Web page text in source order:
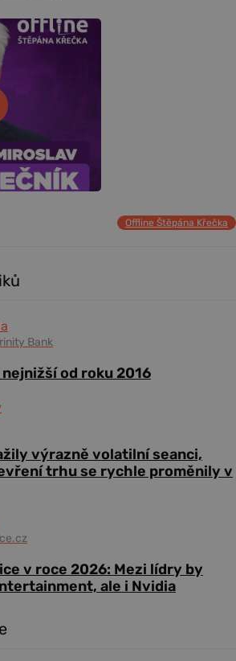
Offline Štěpána Křečka
Bank
od roku 2016
výrazně volatilní seanci,
trhu se rychle proměnily v
v roce 2026: Mezi lídry by
ale i Nvidia